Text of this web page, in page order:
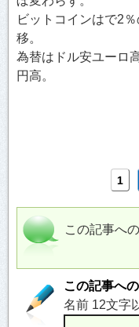
ビットコインはで2
移。
為替はドル安ユーロ
円高。
1
この記事へ
この記事へ
名前 12文字